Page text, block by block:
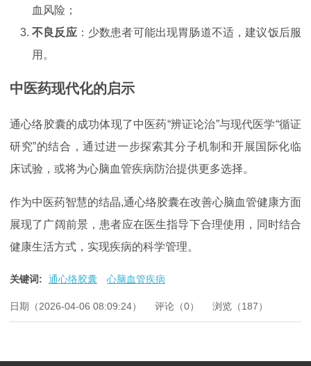
血风险；
不良反应：少数患者可能出现胃肠道不适，建议饭后服
用。
中医药现代化的启示
通心络胶囊的成功体现了中医药“辨证论治”与现代医学“循证
研究”的结合，通过进一步探索其分子机制和开展国际化临
床试验，或将为心脑血管疾病防治提供更多选择。
作为中医药智慧的结晶,通心络胶囊在改善心脑血管健康方面
展现了广阔前景，患者应在医生指导下合理使用，同时结合
健康生活方式，实现疾病的科学管理。
关键词: 通心络胶囊 心脑血管疾病
日期（2026-04-06 08:09:24） 评论（0） 浏览（187）